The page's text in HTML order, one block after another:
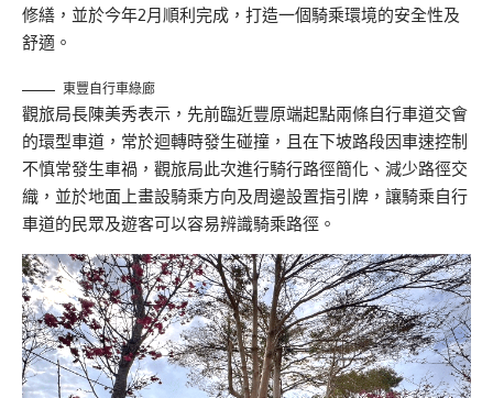
修繕，並於今年2月順利完成，打造一個騎乘環境的安全性及
舒適。
東豐自行車綠廊
觀旅局長陳美秀表示，先前臨近豐原端起點兩條自行車道交會
的環型車道，常於迴轉時發生碰撞，且在下坡路段因車速控制
不慎常發生車禍，觀旅局此次進行騎行路徑簡化、減少路徑交
織，並於地面上畫設騎乘方向及周邊設置指引牌，讓騎乘自行
車道的民眾及遊客可以容易辨識騎乘路徑。